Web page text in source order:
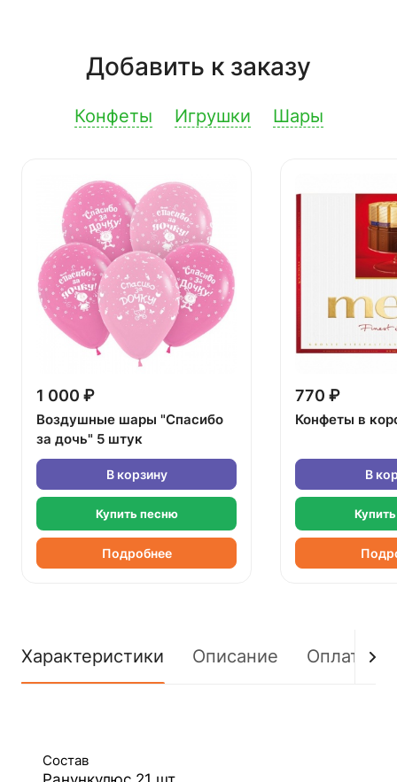
Добавить к заказу
Конфеты Игрушки Шары
1 000 ₽
Воздушные шары "Спасибо
за дочь" 5 штук
В корзину
Купить песню
Подробнее
770 ₽
Конфеты в
В
Характеристики Описание Оплата
Состав